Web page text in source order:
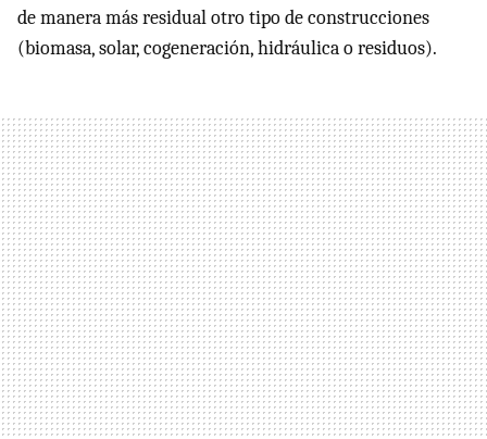
de manera más residual otro tipo de construcciones
(biomasa, solar, cogeneración, hidráulica o residuos).